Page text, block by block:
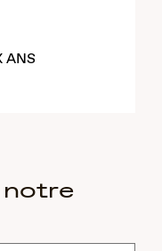
ANS
notre